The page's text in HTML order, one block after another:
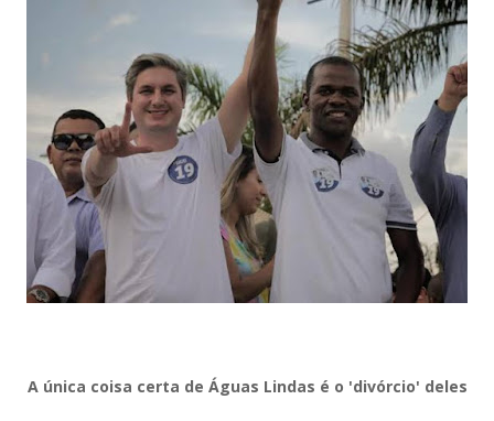
A única coisa certa de Águas Lindas é o 'divórcio' deles